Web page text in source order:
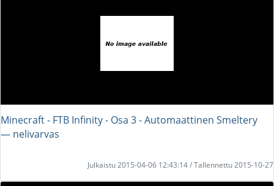
Minecraft - FTB Infinity - Osa 3 - Automaattinen Smeltery
― nelivarvas
Julkaistu 2015-04-06 12:43:14 / Tallennettu 2015-10-27